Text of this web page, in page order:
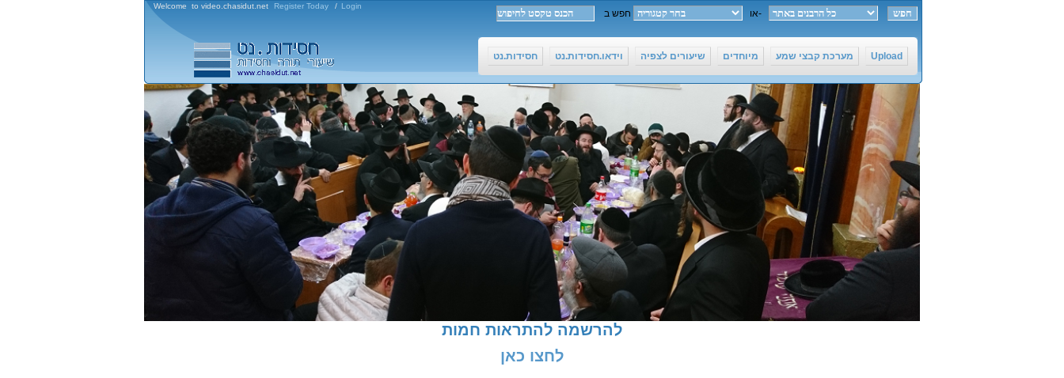
Welcome to video.chasidut.net Register Today / Login
אוחפש ב-
חסידות.נט וידאו.חסידות.נט שיעורים לצפיה מיוחדים מערכת קבצי שמע Upload
להרשמה להתראות חמות
לחצו כאן